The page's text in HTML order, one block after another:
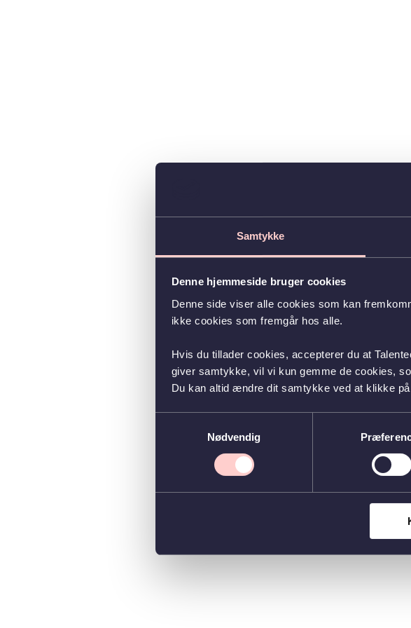
Samtykke
Denne hjemmeside bruger cookies
Denne side viser alle cookies som kan
ikke cookies som fremgår hos alle.
Hvis du tillader cookies, accepterer du at
giver samtykke, vil vi kun gemme de cookies,
Du kan altid ændre dit samtykke ved at klikke
Nødvendig